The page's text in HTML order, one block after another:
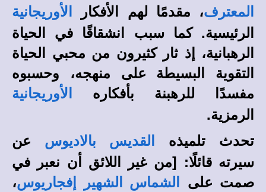
المعترف، مقدمًا لهم الأفكار الأوريجانية
الرئيسية. كما سبب انشقاقًا في الحياة
الرهبانية، إذ ثار كثيرون من محبي الحياة
التقوية البسيطة على منهجه، وحسبوه
مفسدًا للرهبنة بأفكاره
الأوريجانية
الرمزية.
تحدث تلميذه
القديس بالاديوس
عن
سيرته قائلًا: [من غير اللائق أن نعبر في
صمت على
الشماس الشهير إفجاريوس،